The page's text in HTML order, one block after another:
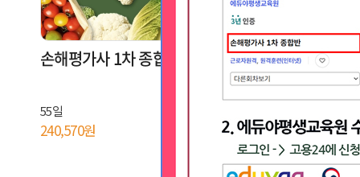
손해평가사 1차 종합반
55일
240,570원
[2026] 손
299,970원